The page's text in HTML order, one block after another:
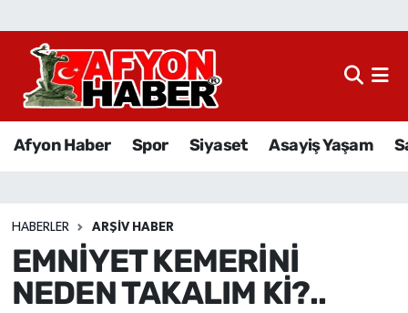
Afyon Haber Spor Siyaset Asayiş Yaşam
HABERLER ARŞIV HABER
EMNİYET KEMERİNİ
NEDEN TAKALIM Kİ?..
Afyon Haber
Sağlık
Eğitim